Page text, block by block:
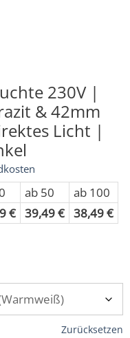
230V |
& 42mm
Licht |
ab 50
ab 100
€ 39,49€ 38,49€
Zurücksetzen